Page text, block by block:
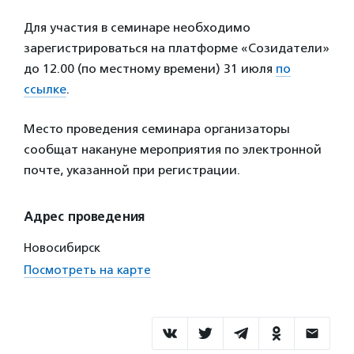
Для участия в семинаре необходимо
зарегистрироваться на платформе «Созидатели»
до 12.00 (по местному времени) 31 июля по
ссылке.
Место проведения семинара организаторы
сообщат накануне мероприятия по электронной
почте, указанной при регистрации.
Адрес проведения
Новосибирск
Посмотреть на карте